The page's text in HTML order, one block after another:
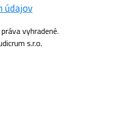
údajov
vyhradené.
s.r.o.